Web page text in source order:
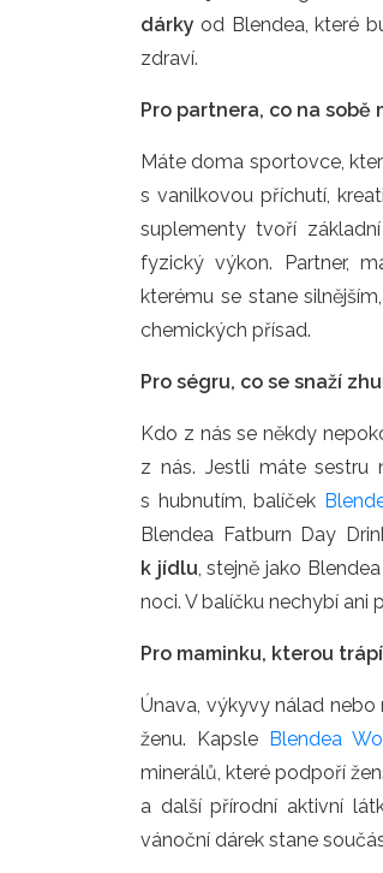
dárky od Blendea, které
zdraví.
Pro partnera, co na sobě
Máte doma sportovce,
s vanilkovou příchutí,
suplementy tvoří základní
fyzický výkon. Partner,
kterému se stane
chemických přísad.
Pro ségru, co se snaží
Kdo z nás se někdy
z nás. Jestli máte sestru
s hubnutím, balíček
Blendea Fatburn Day
k jídlu, stejně jako
noci. V balíčku nechybí ani
Pro maminku, kterou
Únava, výkyvy nálad
ženu. Kapsle Blendea
minerálů, které podpoří
a další přírodní aktivní
vánoční dárek stane